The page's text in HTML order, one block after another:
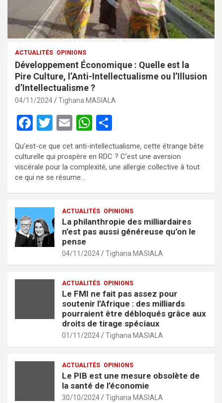
ACTUALITÉS OPINIONS
Développement Économique : Quelle est la
Pire Culture, l’Anti-Intellectualisme ou l’Illusion
d’Intellectualisme ?
04/11/2024 Tighana MASIALA
F
a
ce
b
o
o
k
T
tt
er
E
m
ail
W
h
at
s
p
p
ar
ta
g
Qu’est-ce que cet anti-intellectualisme, cette étrange bête
culturelle qui prospère en RDC ? C’est une aversion
viscérale pour la complexité, une allergie collective à tout
ce qui ne se résume…
ACTUALITÉS OPINIONS
La philanthropie des milliardaires
n’est pas aussi généreuse qu’on le
pense
04/11/2024 Tighana MASIALA
ACTUALITÉS OPINIONS
Le FMI ne fait pas assez pour
soutenir l’Afrique : des milliards
pourraient être débloqués grâce aux
droits de tirage spéciaux
01/11/2024 Tighana MASIALA
ACTUALITÉS OPINIONS
Le PIB est une mesure obsolète de
la santé de l’économie
30/10/2024 Tighana MASIALA